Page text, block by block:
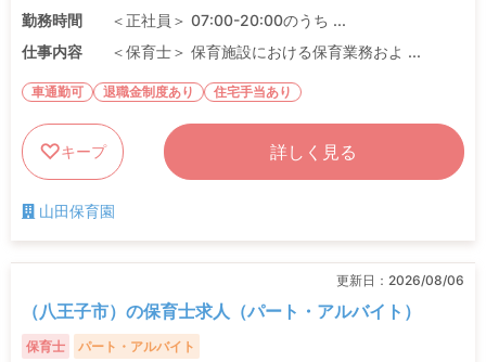
勤務時間
＜正社員＞ 07:00-20:00のうち ...
仕事内容
＜保育士＞ 保育施設における保育業務およ ...
車通勤可 退職金制度あり 住宅手当あり
キープ 詳しく見る
山田保育園
更新日： 2026/08/06
（八王子市）の保育士求人（パート・アルバイト）
保育士 パート・アルバイト